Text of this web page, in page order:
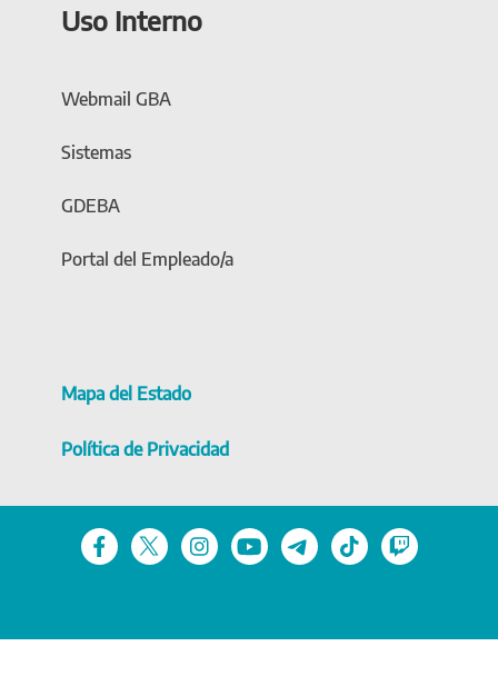
Uso Interno
Webmail GBA
Sistemas
GDEBA
Portal del Empleado/a
Mapa del Estado
Política de Privacidad